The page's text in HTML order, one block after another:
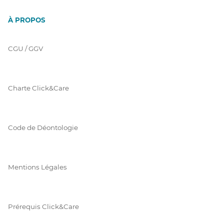
À PROPOS
CGU / GGV
Charte Click&Care
Code de Déontologie
Mentions Légales
Prérequis Click&Care